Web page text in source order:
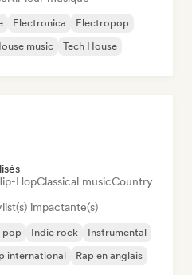
Electronica
Electropop
music Tech House
HopClassical musicCountry
impactante(s)
pop Indie rock
Instrumental
international Rap en anglais